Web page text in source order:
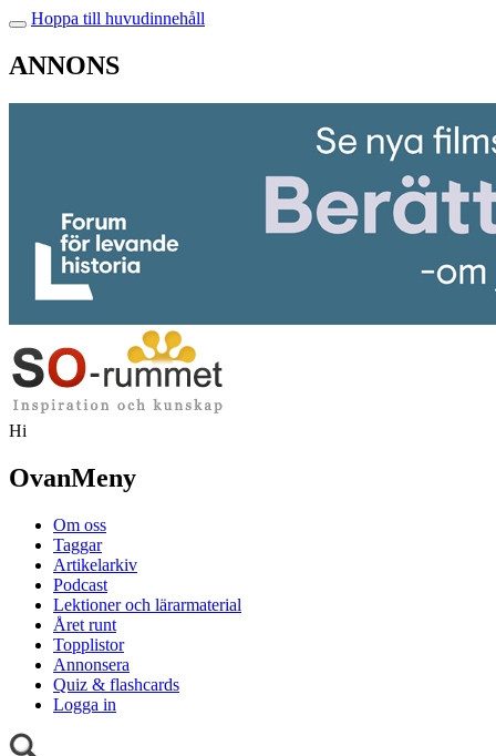
Hoppa till huvudinnehåll
ANNONS
Hi
OvanMeny
Om oss
Taggar
Artikelarkiv
Podcast
Lektioner och lärarmaterial
Året runt
Topplistor
Annonsera
Quiz & flashcards
Logga in